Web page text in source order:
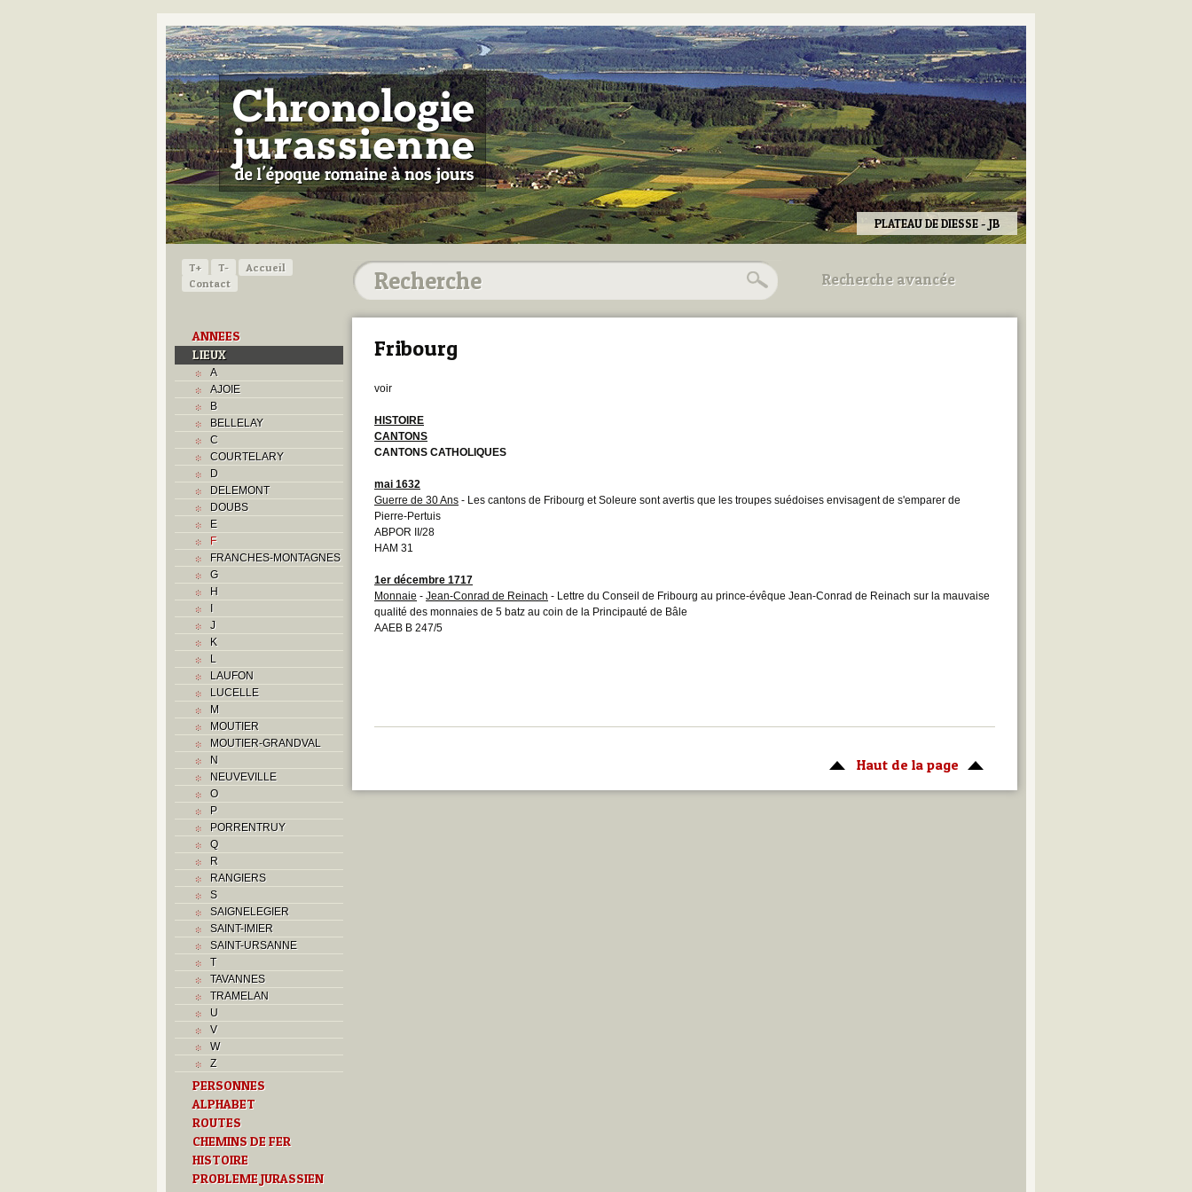
PLATEAU DE DIESSE - JB
T+ T-
Accueil
Contact
ANNEES
LIEUX
A
AJOIE
B
BELLELAY
C
COURTELARY
D
DELEMONT
DOUBS
E
F
FRANCHES-MONTAGNES
G
H
I
J
K
L
LAUFON
LUCELLE
M
MOUTIER
MOUTIER-GRANDVAL
N
NEUVEVILLE
O
P
PORRENTRUY
Q
R
RANGIERS
S
SAIGNELEGIER
SAINT-IMIER
SAINT-URSANNE
T
TAVANNES
TRAMELAN
U
V
W
Z
PERSONNES
ALPHABET
ROUTES
CHEMINS DE FER
HISTOIRE
PROBLEME JURASSIEN
Recherche avancée
Utilisez les champs ci-dessous
Fribourg
voir
HISTOIRE
CANTONS
CANTONS CATHOLIQUES
mai 1632
Guerre de 30 Ans - Les cantons de Fribourg et Soleure sont avertis que les troupes suédoises envisagent de s'emparer de
Pierre-Pertuis
ABPOR II/28
HAM 31
1er décembre 1717
Monnaie - Jean-Conrad de Reinach - Lettre du Conseil de Fribourg au prince-évêque Jean-Conrad de Reinach sur la mauvaise
qualité des monnaies de 5 batz au coin de la Principauté de Bâle
AAEB B 247/5
Haut de la page